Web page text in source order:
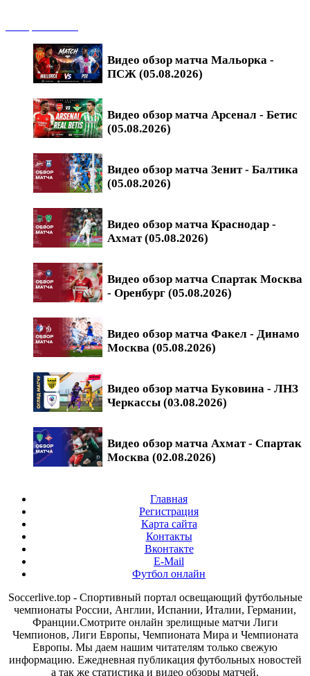
Видео обзор матча Мальорка -
ПСЖ (05.08.2026)
Видео обзор матча Арсенал - Бетис
(05.08.2026)
Видео обзор матча Зенит - Балтика
(05.08.2026)
Видео обзор матча Краснодар -
Ахмат (05.08.2026)
Видео обзор матча Спартак Москва
- Оренбург (05.08.2026)
Видео обзор матча Факел - Динамо
Москва (05.08.2026)
Видео обзор матча Буковина - ЛНЗ
Черкассы (03.08.2026)
Видео обзор матча Ахмат - Спартак
Москва (02.08.2026)
Главная
Регистрация
Карта сайта
Контакты
Вконтакте
E-Mail
Футбол онлайн
Soccerlive.top - Спортивный портал освещающий футбольные
чемпионаты России, Англии, Испании, Италии, Германии,
Франции.Смотрите онлайн зрелищные матчи Лиги
Чемпионов, Лиги Европы, Чемпионата Мира и Чемпионата
Европы. Мы даем нашим читателям только свежую
информацию. Ежедневная публикация футбольных новостей
а так же статистика и видео обзоры матчей.